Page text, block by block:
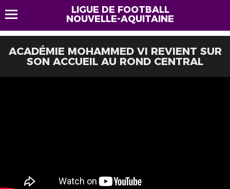
LIGUE DE FOOTBALL
NOUVELLE-AQUITAINE
ACADÉMIE MOHAMMED VI REVIENT SUR
SON ACCUEIL AU ROND CENTRAL